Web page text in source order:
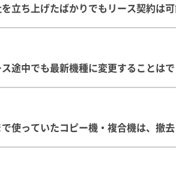
立ち上げたばかりでもリース契約は
ス途中でも最新機種に変更することは
使っていたコピー機・複合機は、撤